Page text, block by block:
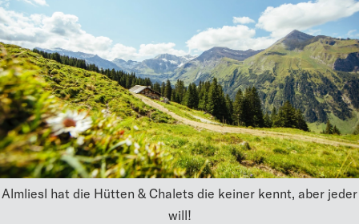
Almliesl hat die Hütten & Chalets die keiner kennt, aber jeder
will!